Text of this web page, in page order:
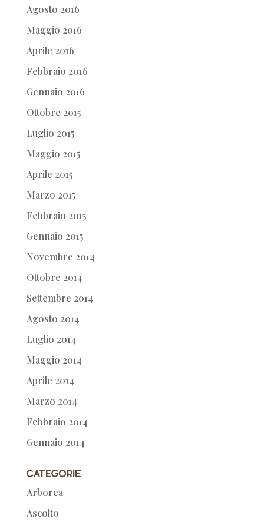
Agosto 2016
Maggio 2016
Aprile 2016
Febbraio 2016
Gennaio 2016
Ottobre 2015
Luglio 2015
Maggio 2015
Aprile 2015
Marzo 2015
Febbraio 2015
Gennaio 2015
Novembre 2014
Ottobre 2014
Settembre 2014
Agosto 2014
Luglio 2014
Maggio 2014
Aprile 2014
Marzo 2014
Febbraio 2014
Gennaio 2014
Categorie
Arborea
Ascolto